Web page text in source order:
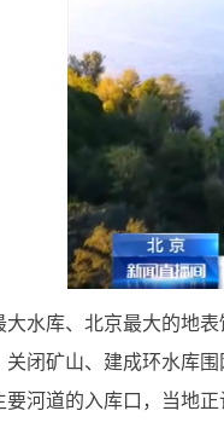
大水库、北京最大的地
闭矿山、建成环水库
要河道的入库口，当地